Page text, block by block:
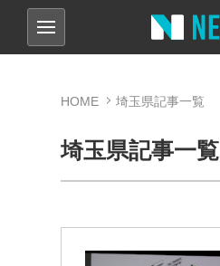
HOME 埼玉県記事一覧
埼玉県記事一覧